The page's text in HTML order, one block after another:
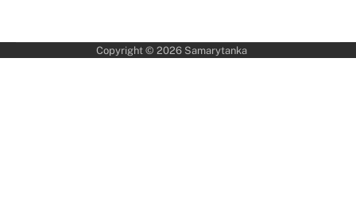
Copyright © 2026 Samarytanka